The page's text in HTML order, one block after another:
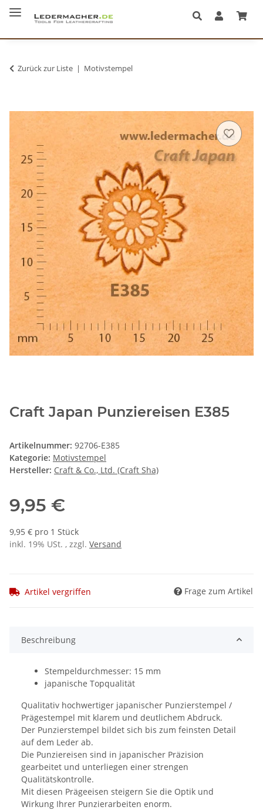
Zurück zur Liste Motivstempel
Craft Japan Punziereisen E385
Artikelnummer: 92706-E385
Kategorie: Motivstempel
Hersteller: Craft & Co., Ltd. (Craft Sha)
9,95 €
9,95 € pro 1 Stück
inkl. 19% USt. , zzgl. Versand
Artikel vergriffen Frage zum Artikel
Beschreibung
Stempeldurchmesser: 15 mm
japanische Topqualität
Qualitativ hochwertiger japanischer Punzierstempel /
Prägestempel mit klarem und deutlichem Abdruck.
Der Punzierstempel bildet sich bis zum feinsten Detail
auf dem Leder ab.
Die Punziereisen sind in japanischer Präzision
gearbeitet und unterliegen einer strengen
Qualitätskontrolle.
Mit diesen Prägeeisen steigern Sie die Optik und
Wirkung Ihrer Punzierarbeiten enorm.